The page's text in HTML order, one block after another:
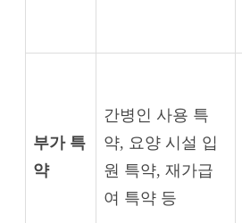
부가 특
약
간병인 사용 특
약, 요양 시설 입
원 특약, 재가급
여 특약 등